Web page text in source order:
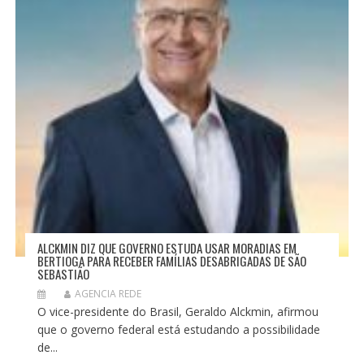
ALCKMIN DIZ QUE GOVERNO ESTUDA USAR MORADIAS EM
BERTIOGA PARA RECEBER FAMÍLIAS DESABRIGADAS DE SÃO
SEBASTIÃO
AGENCIA REDE
O vice-presidente do Brasil, Geraldo Alckmin, afirmou
que o governo federal está estudando a possibilidade
de...